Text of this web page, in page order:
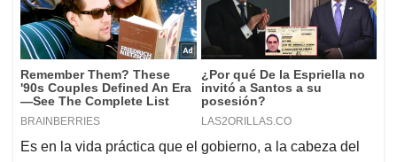
Es en la vida práctica que el gobierno, a la cabeza del